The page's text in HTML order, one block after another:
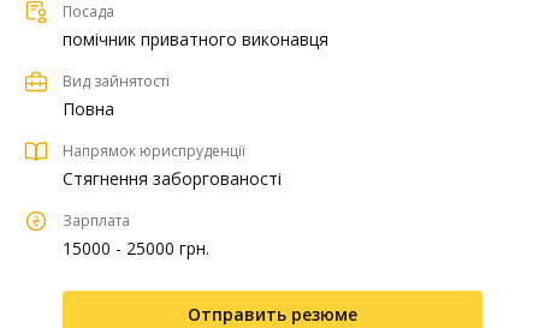
Посада
помічник приватного виконавця
Вид зайнятості
Повна
Напрямок юриспруденції
Стягнення заборгованості
Зарплата
15000 - 25000 грн.
Отправить резюме